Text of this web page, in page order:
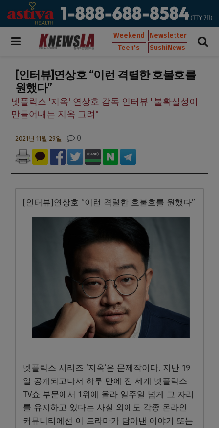
Weekend
Newsletter
Teen's
SushiNews
[인터뷰]연상호 “이런 격렬한 호불호를
원했다”
넷플릭스 '지옥' 연상호 감독 인터뷰 "불확실성이
만들어내는 지옥 그려"
2021년 11월 29일 0
[인터뷰]연상호 “이런 격렬한 호불호를 원했다”
넷플릭스 시리즈 ‘지옥’은 문제작이다. 지난 19
일 공개되고나서 하루 만에 전 세계 넷플릭스
TV쇼 부문에서 1위에 올라 일주일 넘게 그 자리
를 유지하고 있다는 사실 외에도 각종 온라인
커뮤니티에선 이 드라마가 담아낸 이야기 또는